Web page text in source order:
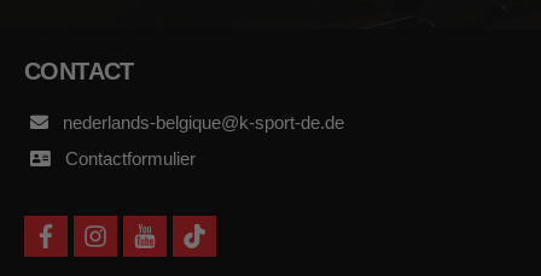
CONTACT
nederlands-belgique@k-sport-de.de
Contactformulier
f
a
i
n
y
o
t
i